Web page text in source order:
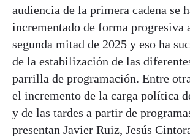
audiencia de la primera cadena se
incrementado de forma progresiva
segunda mitad de 2025 y eso ha
de la estabilización de las
parrilla de programación. Entre
el incremento de la carga política
y de las tardes a partir de
presentan Javier Ruiz, Jesús